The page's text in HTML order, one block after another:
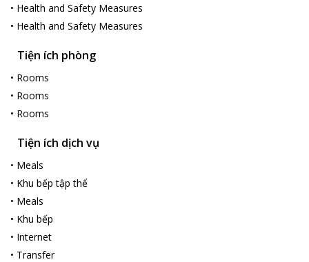
• Health and Safety Measures
• Health and Safety Measures
Tiện ích phòng
• Rooms
• Rooms
• Rooms
Tiện ích dịch vụ
• Meals
• Khu bếp tập thể
• Meals
• Khu bếp
• Internet
• Transfer